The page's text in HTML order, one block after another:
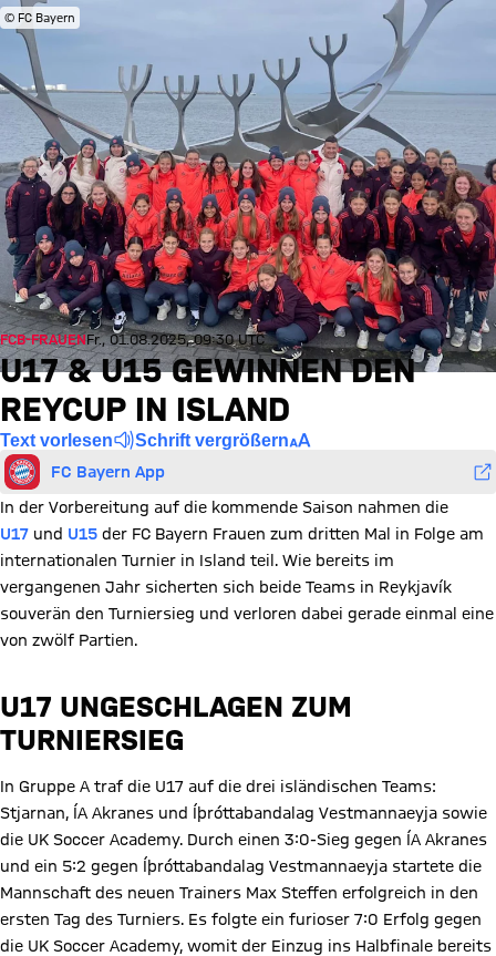
© FC Bayern
FCB-FRAUENFr., 01.08.2025, 09:30 UTC
U17 & U15 GEWINNEN DEN
REYCUP IN ISLAND
Text vorlesen Schrift vergrößern
FC Bayern App
In der Vorbereitung auf die kommende Saison nahmen die
U17 und U15 der FC Bayern Frauen zum dritten Mal in Folge am
internationalen Turnier in Island teil. Wie bereits im
vergangenen Jahr sicherten sich beide Teams in Reykjavík
souverän den Turniersieg und verloren dabei gerade einmal eine
von zwölf Partien.
U17 UNGESCHLAGEN ZUM
TURNIERSIEG
In Gruppe A traf die U17 auf die drei isländischen Teams:
Stjarnan, ÍA Akranes und Íþróttabandalag Vestmannaeyja sowie
die UK Soccer Academy. Durch einen 3:0-Sieg gegen ÍA Akranes
und ein 5:2 gegen Íþróttabandalag Vestmannaeyja startete die
Mannschaft des neuen Trainers Max Steffen erfolgreich in den
ersten Tag des Turniers. Es folgte ein furioser 7:0 Erfolg gegen
die UK Soccer Academy, womit der Einzug ins Halbfinale bereits